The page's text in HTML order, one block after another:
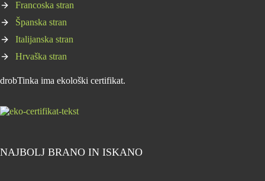
Francoska stran
Španska stran
Italijanska stran
Hrvaška stran
drobTinka ima ekološki certifikat.
NAJBOLJ BRANO IN ISKANO